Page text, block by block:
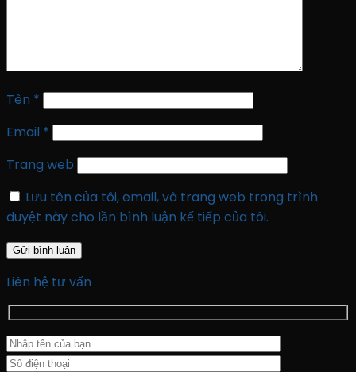
Tên *
Email *
Trang web
Lưu tên của tôi, email, và trang web trong trình
duyệt này cho lần bình luận kế tiếp của tôi.
Liên hệ tư vấn